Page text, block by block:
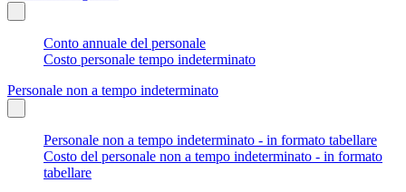
Conto annuale del personale
Costo personale tempo indeterminato
Personale non a tempo indeterminato
Personale non a tempo indeterminato - in formato tabellare
Costo del personale non a tempo indeterminato - in formato
tabellare